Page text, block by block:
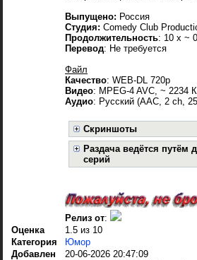
Выпущено: Россия
Студия: Comedy Club
Продолжительность: 10 х ~
Перевод: Не требуется
Файл
Качество: WEB-DL 720p
Видео: MPEG-4 AVC, ~ 2234
Аудио: Русский (AAC, 2 ch,
Скриншоты
Раздача ведётся путём
серий
Релиз от:
Оценка
1.5 из 10
Категория
Юмор
Добавлен
20-06-2026 20:47:09